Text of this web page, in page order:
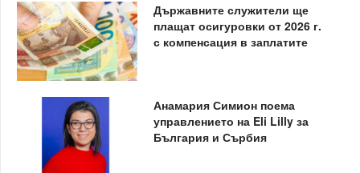
Държавните служители ще
плащат осигуровки от 2026 г.
с компенсация в заплатите
Анамария Симион поема
управлението на Eli Lilly за
България и Сърбия